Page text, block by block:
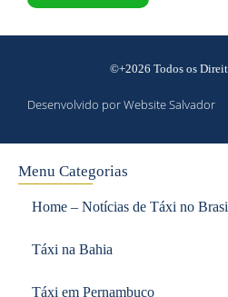
©+2026 Todos os
Desenvolvido por Website Salvador
Menu Categorias
Home – Notícias de Táxi no
Táxi na Bahia
Táxi em Pernambuco